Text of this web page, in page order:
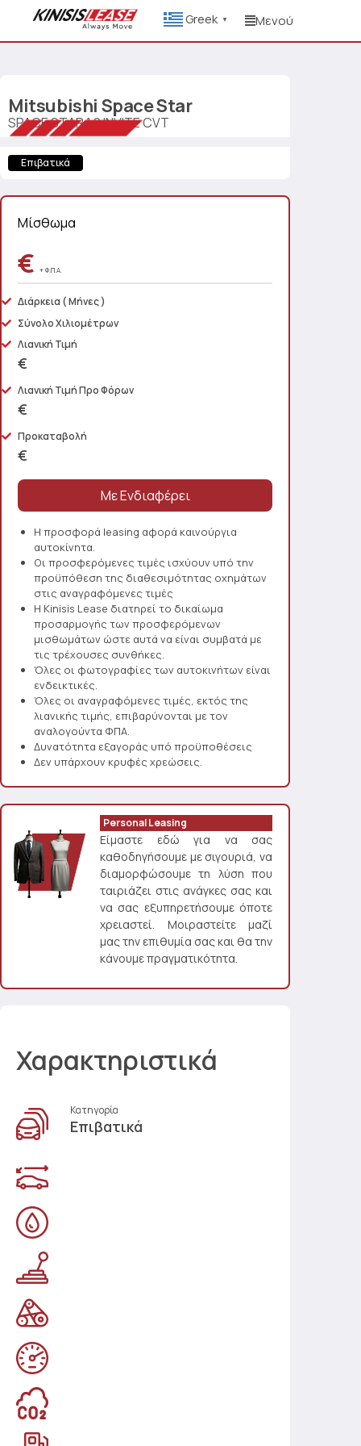
Greek ▼ Μενού
Mitsubishi Space Star
SPACE STAR 1.2 INVITE CVT
Επιβατικά
Μίσθωμα
€ + Φ.Π.Α.
Διάρκεια ( Μήνες )
Σύνολο Χιλιομέτρων
Λιανική Τιμή
€
Λιανική Τιμή Προ Φόρων
€
Προκαταβολή
€
Η προσφορά leasing αφορά καινούργια
αυτοκίνητα.
Οι προσφερόμενες τιμές ισχύουν υπό την
προϋπόθεση της διαθεσιμότητας οχημάτων
στις αναγραφόμενες τιμές
Η Kinisis Lease διατηρεί το δικαίωμα
προσαρμογής των προσφερόμενων
μισθωμάτων ώστε αυτά να είναι συμβατά με
τις τρέχουσες συνθήκες.
Όλες οι φωτογραφίες των αυτοκινήτων είναι
ενδεικτικές.
Όλες οι αναγραφόμενες τιμές, εκτός της
λιανικής τιμής, επιβαρύνονται με τον
αναλογούντα ΦΠΑ.
Δυνατότητα εξαγοράς υπό προϋποθέσεις
Δεν υπάρχουν κρυφές χρεώσεις.
Personal Leasing
Είμαστε εδώ για να σας
καθοδηγήσουμε με σιγουριά, να
διαμορφώσουμε τη λύση που
ταιριάζει στις ανάγκες σας και
να σας εξυπηρετήσουμε όποτε
χρειαστεί. Μοιραστείτε μαζί
μας την επιθυμία σας και θα την
κάνουμε πραγματικότητα.
Χαρακτηριστικά
Κατηγορία
Επιβατικά